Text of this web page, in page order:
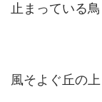
止まっている鳥
風そよぐ丘の上